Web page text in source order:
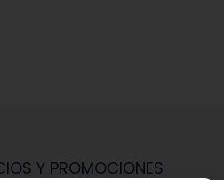
Y PROMOCIONES